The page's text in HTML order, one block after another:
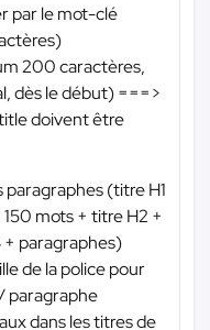
par le mot-clé
200 caractères,
dès le début) ===>
doivent être
paragraphes (titre H1
mots + titre H2 +
+ paragraphes)
de la police pour
paragraphe
dans les titres de